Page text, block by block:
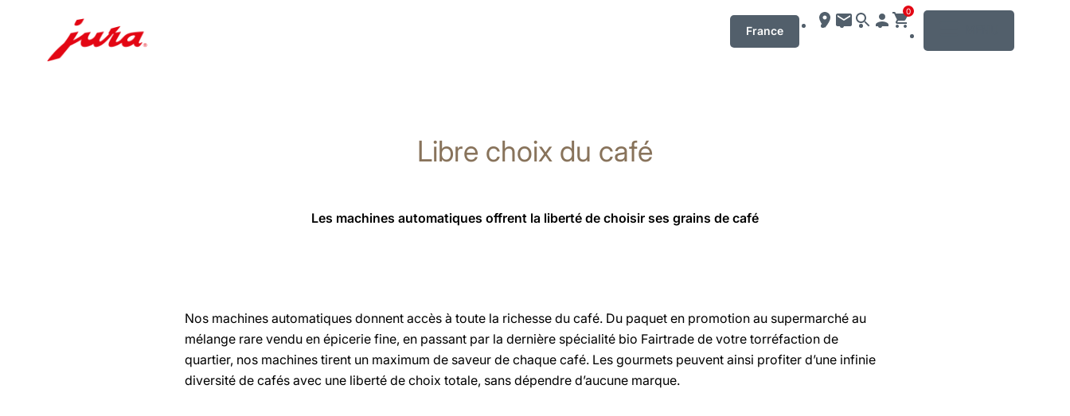
France
0
Libre choix du café
Les machines automatiques offrent la liberté de choisir ses grains de café
Nos machines automatiques donnent accès à toute la richesse du café. Du paquet en promotion au supermarché au
mélange rare vendu en épicerie fine, en passant par la dernière spécialité bio Fairtrade de votre torréfaction de
quartier, nos machines tirent un maximum de saveur de chaque café. Les gourmets peuvent ainsi profiter d’une infinie
diversité de cafés avec une liberté de choix totale, sans dépendre d’aucune marque.